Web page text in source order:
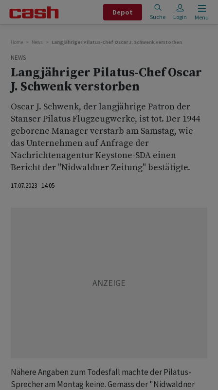
Depot
Suche Login Menu
Home News Langjähriger Pilatus-Chef Oscar J. Schwenk verstorben
NEWS
Langjähriger Pilatus-Chef Oscar
J. Schwenk verstorben
Oscar J. Schwenk, der langjährige Patron der
Stanser Pilatus Flugzeugwerke, ist tot. Der 1944
geborene Manager verstarb am Samstag, wie
das Unternehmen auf Anfrage der
Nachrichtenagentur Keystone-SDA einen
Bericht der "Nidwaldner Zeitung" bestätigte.
17.07.2023 14:05
Nähere Angaben zum Todesfall machte der Pilatus-
Sprecher am Montag keine. Gemäss der "Nidwaldner